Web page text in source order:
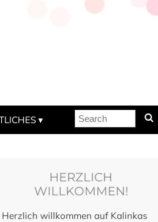
HERZLICH
WILLKOMMEN!
Herzlich willkommen auf Kalinkas